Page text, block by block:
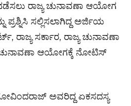
ರಾಜ್ಯ ಚುನಾವಣಾ ಆಯೋಗ
ಪ್ರಶ್ನಿಸಿ ಸಲ್ಲಿಸಲಾಗಿದ್ದ ಅರ್ಜಿಯ
ರಾಜ್ಯ ಸರ್ಕಾರ, ರಾಜ್ಯ ಚುನಾವಣಾ
ಆಯೋಗಕ್ಕೆ ನೋಟಿಸ್
ಅವರಿದ್ದ ಏಕಸದಸ್ಯ